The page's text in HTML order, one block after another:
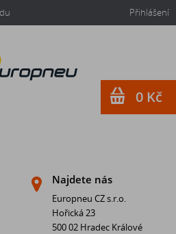
Přihlášení
Najdete nás
Europneu CZ s.r.o.
Hořická 23
500 02 Hradec Králové
0 Kč